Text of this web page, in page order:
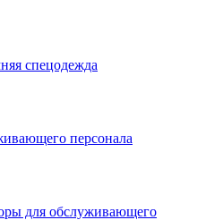
спецодежда
персонала
для обслуживающего